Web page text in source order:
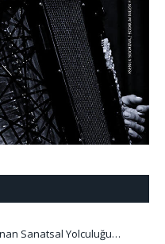
Sanatsal Yolculuğu…